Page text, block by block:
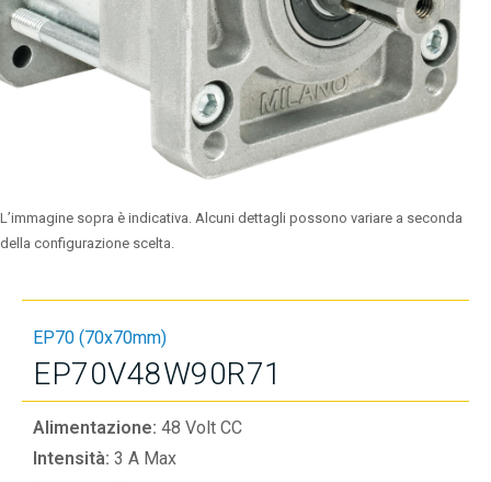
L’immagine sopra è indicativa. Alcuni dettagli possono variare a seconda
della configurazione scelta.
EP70 (70x70mm)
EP70V48W90R71
Alimentazione: 48 Volt CC
Intensità: 3 A Max